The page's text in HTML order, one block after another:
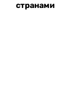
странами